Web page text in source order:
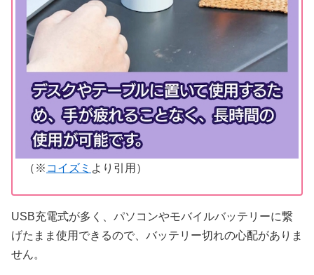
（※ コイズミ より引用）
USB充電式が多く、パソコンやモバイルバッテリーに繋
げたまま使用できるので、バッテリー切れの心配がありま
せん。